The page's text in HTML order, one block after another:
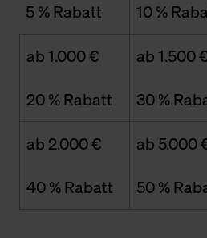
5 % Rabatt
10 %
ab 1.000 €
20 % Rabatt
ab 1.500
30 %
ab 2.000 €
40 % Rabatt
ab 5.000
50 %